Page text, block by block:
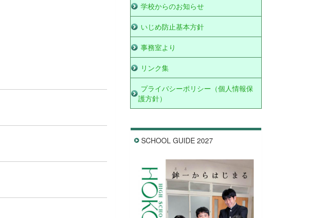
学校からのお知らせ
いじめ防止基本方針
事務室より
リンク集
プライバシーポリシー（個人情報保
護方針）
SCHOOL GUIDE 2027